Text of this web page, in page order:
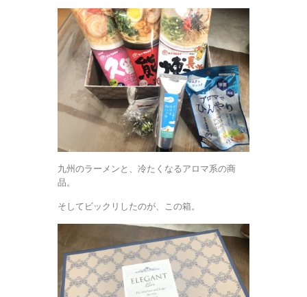
九州のラーメンと、冷たくなるアロマ系の商
品。
そしてビックリしたのが、この箱。